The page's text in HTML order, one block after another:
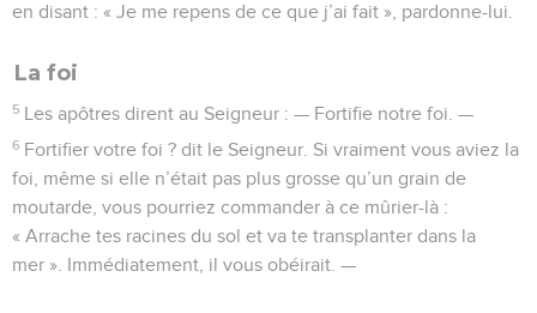
en disant : « Je me repens de ce que j’ai fait », pardonne-lui.
La foi
5 Les apôtres dirent au Seigneur : — Fortifie notre foi. —
6 Fortifier votre foi ? dit le Seigneur. Si vraiment vous aviez la
foi, même si elle n’était pas plus grosse qu’un grain de
moutarde, vous pourriez commander à ce mûrier-là :
« Arrache tes racines du sol et va te transplanter dans la
mer ». Immédiatement, il vous obéirait. —